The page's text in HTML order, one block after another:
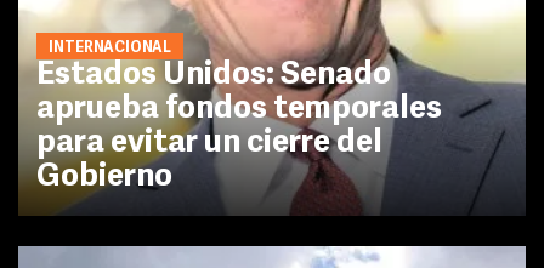
INTERNACIONAL
Estados Unidos: Senado
aprueba fondos temporales
para evitar un cierre del
Gobierno